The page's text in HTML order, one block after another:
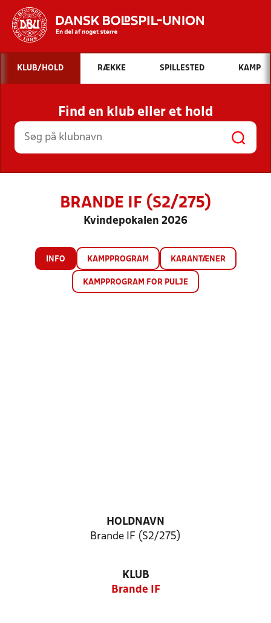
Hvad vil du søge efter?
INDHOLD OG NYHEDER
STILLINGER, RESULTATER, KLUBBER OG
HOLD
KLUB/HOLD RÆKKE SPILLESTED KAMP
Find en klub eller et hold
BRANDE IF (S2/275)
Kvindepokalen 2026
INFO KAMPPROGRAM KARANTÆNER
KAMPPROGRAM FOR PULJE
HOLDNAVN
Brande IF (S2/275)
KLUB
Brande IF